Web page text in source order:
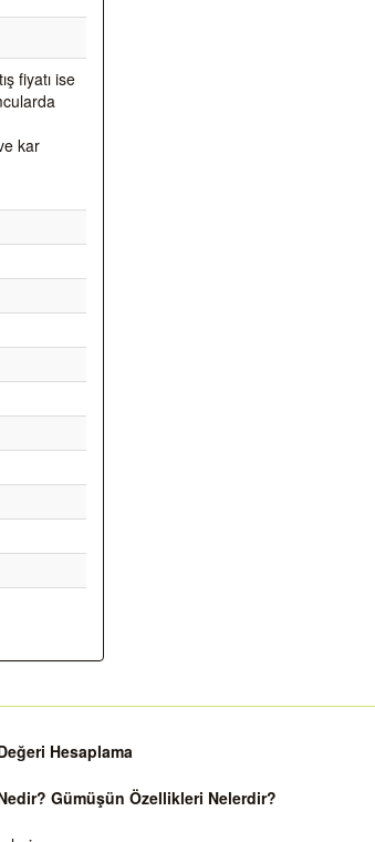
fiyatı ise
kar
Hesaplama
Gümüşün Özellikleri Nelerdir?